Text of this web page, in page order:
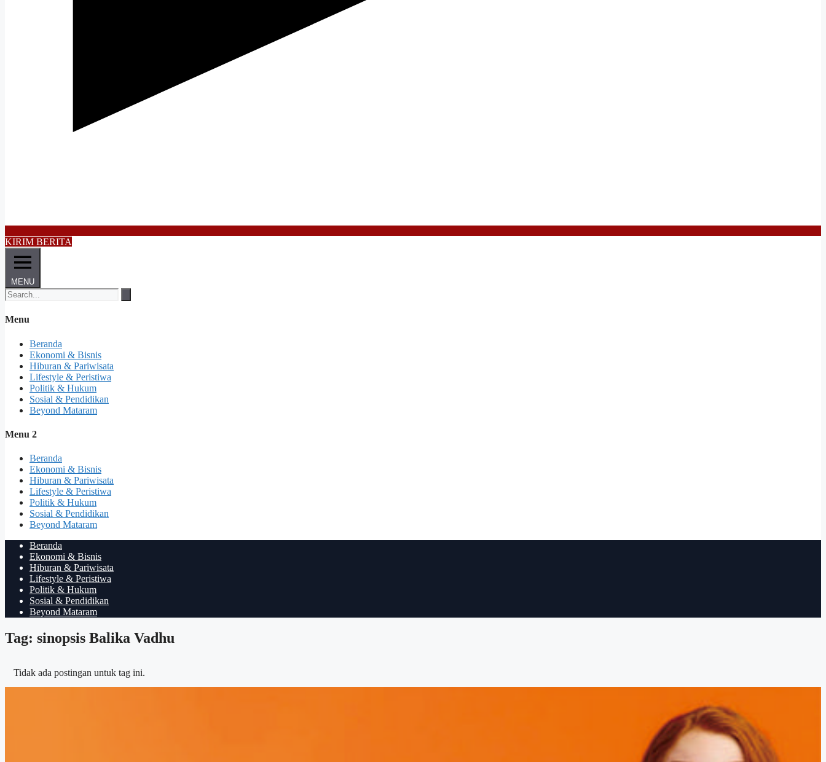
KIRIM BERITA
MENU
Menu
Beranda
Ekonomi & Bisnis
Hiburan & Pariwisata
Lifestyle & Peristiwa
Politik & Hukum
Sosial & Pendidikan
Beyond Mataram
Menu 2
Beranda
Ekonomi & Bisnis
Hiburan & Pariwisata
Lifestyle & Peristiwa
Politik & Hukum
Sosial & Pendidikan
Beyond Mataram
Beranda
Ekonomi & Bisnis
Hiburan & Pariwisata
Lifestyle & Peristiwa
Politik & Hukum
Sosial & Pendidikan
Beyond Mataram
Tag: sinopsis Balika Vadhu
Tidak ada postingan untuk tag ini.